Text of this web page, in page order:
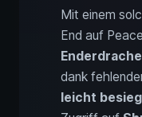
Mit einem
End auf
Enderdrache
dank
leicht